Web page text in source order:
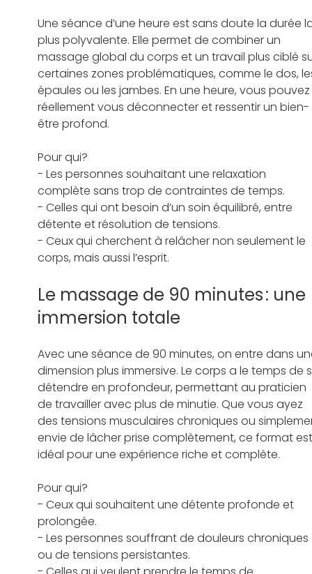
Une séance d’une heure est sans doute la durée
plus polyvalente. Elle permet de combiner un
massage global du corps et un travail plus ciblé
certaines zones problématiques, comme le dos,
épaules ou les jambes. En une heure, vous pouvez
réellement vous déconnecter et ressentir un bien-
être profond.
Pour qui?
- Les personnes souhaitant une relaxation
complète sans trop de contraintes de temps.
- Celles qui ont besoin d’un soin équilibré, entre
détente et résolution de tensions.
- Ceux qui cherchent à relâcher non seulement le
corps, mais aussi l’esprit.
Le massage de 90 minutes : une
immersion totale
Avec une séance de 90 minutes, on entre dans
dimension plus immersive. Le corps a le temps de
détendre en profondeur, permettant au praticien
de travailler avec plus de minutie. Que vous ayez
des tensions musculaires chroniques ou
envie de lâcher prise complètement, ce format
idéal pour une expérience riche et complète.
Pour qui?
- Ceux qui souhaitent une détente profonde et
prolongée.
- Les personnes souffrant de douleurs chroniques
ou de tensions persistantes.